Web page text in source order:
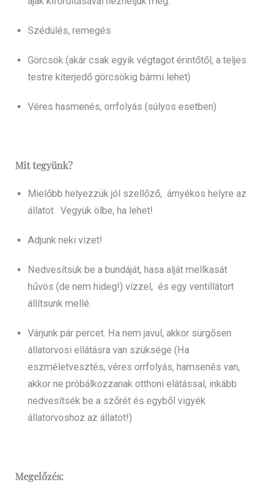
Szédülés, remegés
Görcsök (akár csak egyik végtagot érintőtől, a teljes
testre kiterjedő görcsökig bármi lehet)
Véres hasmenés, orrfolyás (súlyos esetben)
Mit tegyünk?
Mielőbb helyezzük jól szellőző, árnyékos helyre az
állatot. Vegyük ölbe, ha lehet!
Adjunk neki vizet!
Nedvesítsük be a bundáját, hasa alját mellkasát
hűvös (de nem hideg!) vízzel, és egy ventillátort
állítsunk mellé.
Várjunk pár percet. Ha nem javul, akkor sürgősen
állatorvosi ellátásra van szüksége (Ha
eszméletvesztés, véres orrfolyás, hamsenés van,
akkor ne próbálkozzanak otthoni elátással, inkább
nedvesítsék be a szőrét és egyből vigyék
állatorvoshoz az állatot!)
Megelőzés: